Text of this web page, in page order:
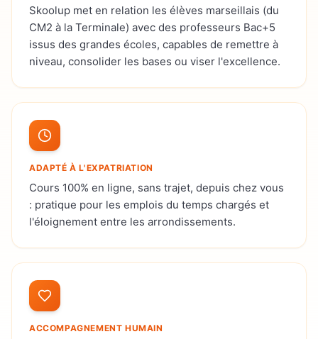
Skoolup met en relation les élèves marseillais (du
CM2 à la Terminale) avec des professeurs Bac+5
issus des grandes écoles, capables de remettre à
niveau, consolider les bases ou viser l'excellence.
ADAPTÉ À L'EXPATRIATION
Cours 100% en ligne, sans trajet, depuis chez vous
: pratique pour les emplois du temps chargés et
l'éloignement entre les arrondissements.
ACCOMPAGNEMENT HUMAIN